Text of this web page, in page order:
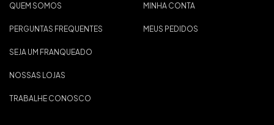
QUEM SOMOS
PERGUNTAS FREQUENTES
SEJA UM FRANQUEADO
NOSSAS LOJAS
TRABALHE CONOSCO
MINHA CONTA
MEUS PEDIDOS